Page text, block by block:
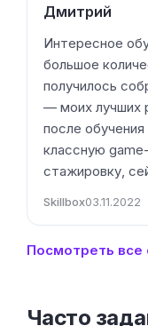
Дмитрий
Интересное
большое
получилось
— моих лучших
после
классную
стажировку,
Skillbox03.11.2022
Посмотреть
Часто